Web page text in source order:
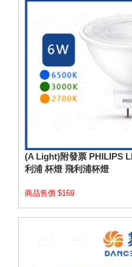
(A Light)附發票 PHILIPS
利浦 杯燈 飛利浦杯燈
商品售價 $169